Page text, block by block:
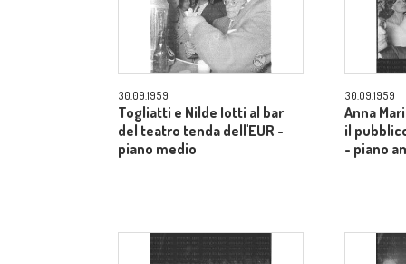
30.09.1959
Togliatti e Nilde Iotti al bar
del teatro tenda dell'EUR -
piano medio
30.09.1959
Anna
il
- piano